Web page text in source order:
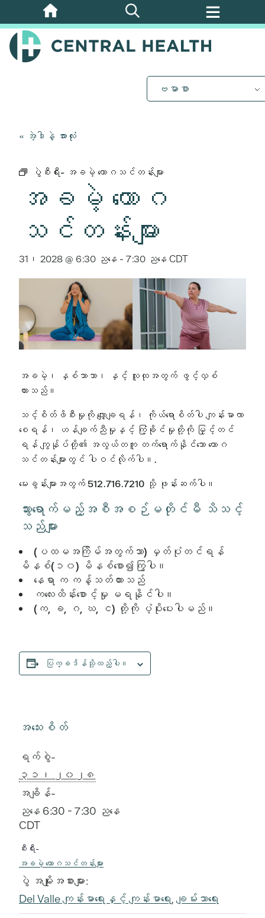
အဓိက
အကြောင်းအရာ
သို့
ဗမာစာ
« အဲ့ဒါနဲ့ အားလုံး
ပွဲစီးရီး- အခမဲ့ ယောဂသင်တန်းများ
အခမဲ့ ယောဂ
သင်တန်းများ
31၊ 2028 @ 6:30 ညနေ - 7:30 ညနေ CDT
အခမဲ့၊ နှစ်ဘာသာ၊ နှင့် လူထုအတွက် ဖွင့်လှစ်
ထားသည်။
သင့်စိတ်ဖိစီးမှုကို လျှော့ချရန်၊ ကိုယ်ရောစိတ်ပါ ကျန်းမာလာ
စေရန်၊ ဟန်ချက်ညီမှုနှင့် ကြံ့ခိုင်မှုတို့ကို မြှင့်တင်
ရန် ကျွန်ုပ်တို့၏ အလွယ်တကူ တက်ရောက်နိုင်သော ယောဂ
သင်တန်းများတွင် ပါဝင်လိုက်ပါ။.
မေးခွန်းများအတွက် 512.716.7210 သို့ ဖုန်းဆက်ပါ။
သွားရောက်မည့်အစီအစဉ်မတိုင်မီ သိသင့်
သည်များ
(ပထမအကြိမ်အတွက်သာ) မှတ်ပုံတင်ရန်
မိနစ်(၁၀) မိနစ်စော၍ကြွပါ။
နေရာ က ကန့်သတ်ထားသည်
ကလေးထိန်းစောင့်မှု မရနိုင်ပါ။
(က, ခ, ဂ, ဃ, င) တို့ကို ပံ့ပိုးပေးပါမည်။
ပြက္ခဒိန်သို့ထည့်ပါ။
အသေးစိတ်
ရက်စွဲ-
၃၁၊ ၂၀၂၈
အချိန်-
ညနေ 6:30 - 7:30 ညနေ
CDT
စီးရီး-
အခမဲ့ ယောဂသင်တန်းများ
ပွဲ အမျိုးအစားများ:
Del Valle ကျန်းမာရေးနှင့် ကျန်းမာရေး, ချမ်းသာရေး